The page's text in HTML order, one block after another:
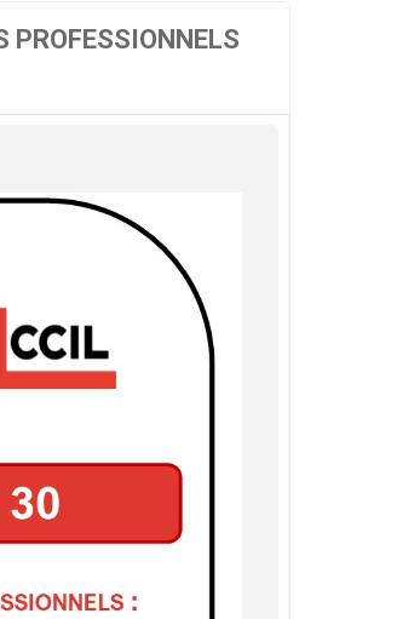
PROFESSIONNELS